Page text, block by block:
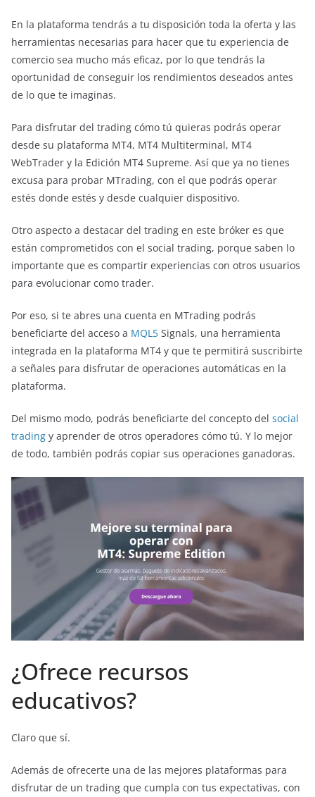
En la plataforma tendrás a tu disposición toda la oferta y las
herramientas necesarias para hacer que tu experiencia de
comercio sea mucho más eficaz, por lo que tendrás la
oportunidad de conseguir los rendimientos deseados antes
de lo que te imaginas.
Para disfrutar del trading cómo tú quieras podrás operar
desde su plataforma MT4, MT4 Multiterminal, MT4
WebTrader y la Edición MT4 Supreme. Así que ya no tienes
excusa para probar MTrading, con el que podrás operar
estés donde estés y desde cualquier dispositivo.
Otro aspecto a destacar del trading en este bróker es que
están comprometidos con el social trading, porque saben lo
importante que es compartir experiencias con otros usuarios
para evolucionar como trader.
Por eso, si te abres una cuenta en MTrading podrás
beneficiarte del acceso a MQL5 Signals, una herramienta
integrada en la plataforma MT4 y que te permitirá suscribirte
a señales para disfrutar de operaciones automáticas en la
plataforma.
Del mismo modo, podrás beneficiarte del concepto del social
trading y aprender de otros operadores cómo tú. Y lo mejor
de todo, también podrás copiar sus operaciones ganadoras.
¿Ofrece recursos
educativos?
Claro que sí.
Además de ofrecerte una de las mejores plataformas para
disfrutar de un trading que cumpla con tus expectativas, con